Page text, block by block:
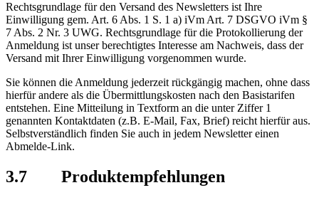
Rechtsgrundlage für den Versand des Newsletters ist Ihre
Einwilligung gem. Art. 6 Abs. 1 S. 1 a) iVm Art. 7 DSGVO iVm §
7 Abs. 2 Nr. 3 UWG. Rechtsgrundlage für die Protokollierung der
Anmeldung ist unser berechtigtes Interesse am Nachweis, dass der
Versand mit Ihrer Einwilligung vorgenommen wurde.
Sie können die Anmeldung jederzeit rückgängig machen, ohne dass
hierfür andere als die Übermittlungskosten nach den Basistarifen
entstehen. Eine Mitteilung in Textform an die unter Ziffer 1
genannten Kontaktdaten (z.B. E-Mail, Fax, Brief) reicht hierfür aus.
Selbstverständlich finden Sie auch in jedem Newsletter einen
Abmelde-Link.
3.7 Produktempfehlungen